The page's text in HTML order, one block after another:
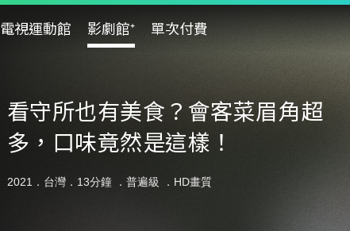
電視運動館 影劇館⁺ 單次付費
看守所也有美食？會客菜眉角超
多，口味竟然是這樣！
2021．台灣．13分鐘 ． 普遍級 ．HD畫質